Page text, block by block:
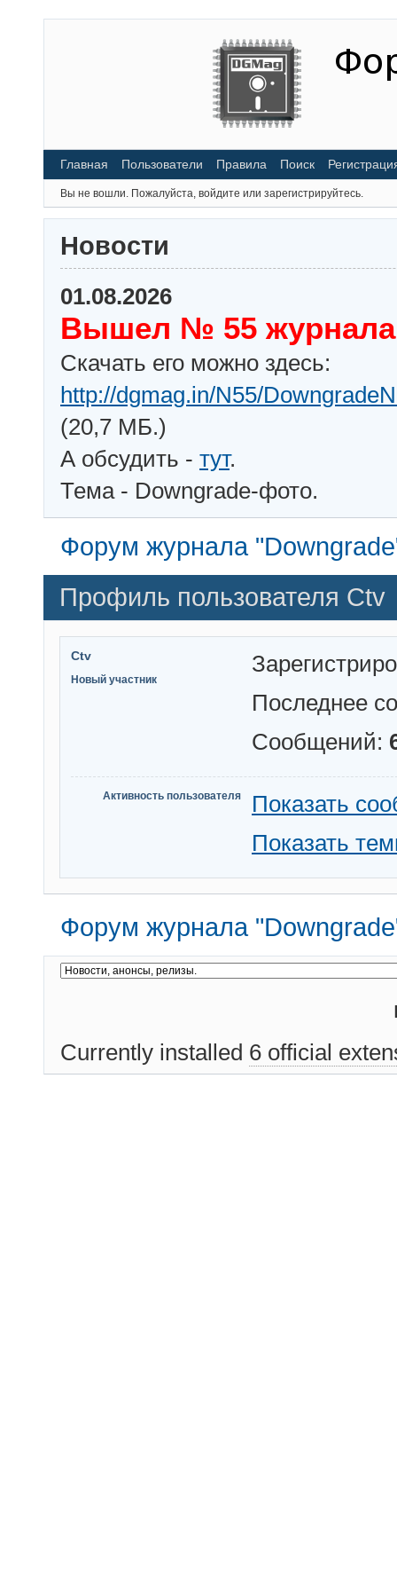
Главная Пользователи Правила Поиск
Вы не вошли. Пожалуйста, войдите или зарегистрируйтесь.
Новости
01.08.2026
Вышел № 55 журнала
Скачать его можно здесь:
http://dgmag.in/N55/
(20,7 МБ.)
А обсудить - тут.
Тема - Downgrade-фото.
Форум журнала
Профиль пользователя Ctv
Ctv
Новый участник
Последнее
Сообщений:
Активность пользователя
Показать
Показать
Форум журнала
Currently installed 6 official